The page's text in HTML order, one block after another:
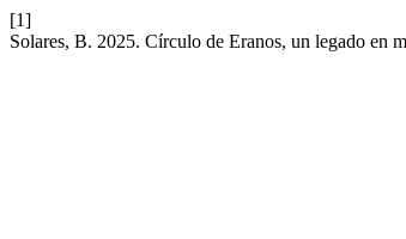
[1]
Solares, B. 2025. Círculo de Eranos, un legado en